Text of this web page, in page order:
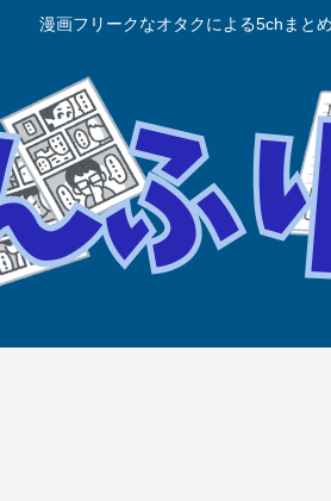
漫画フリークなオタクによる5chまとめ